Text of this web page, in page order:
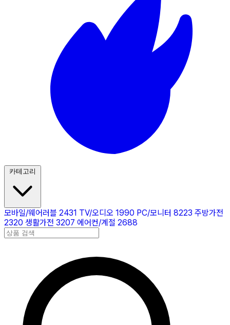
카테고리
모바일/웨어러블 2431 TV/오디오 1990 PC/모니터 8223 주방가전
2320 생활가전 3207 에어컨/계절 2688